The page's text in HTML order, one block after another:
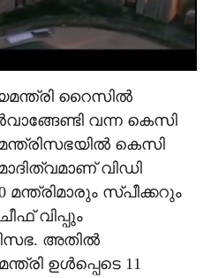
റൈസില്‍
വന്ന കെസി
കെസി
വിഡി
സ്പീക്കറും
വിപ്പും
അതില്‍
ഉള്‍പ്പെടെ 11